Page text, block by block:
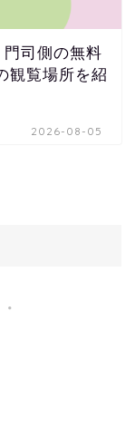
門司側の無料
観覧場所を紹
2026-08-05